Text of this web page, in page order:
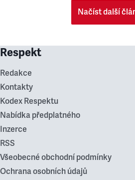
Načíst další
Respekt
Redakce
Kontakty
Kodex Respektu
Nabídka předplatného
Inzerce
RSS
Všeobecné obchodní podmínky
Ochrana osobních údajů